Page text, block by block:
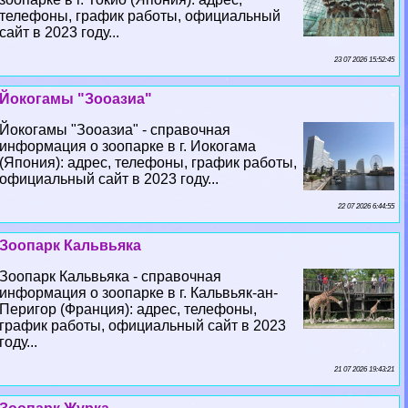
телефоны, график работы, официальный
сайт в 2023 году...
23 07 2026 15:52:45
Йокогамы "Зооазиа"
Йокогамы "Зооазиа" - справочная
информация о зоопарке в г. Иокогама
(Япония): адрес, телефоны, график работы,
официальный сайт в 2023 году...
22 07 2026 6:44:55
Зоопарк Кальвьяка
Зоопарк Кальвьяка - справочная
информация о зоопарке в г. Кальвьяк-ан-
Перигор (Франция): адрес, телефоны,
график работы, официальный сайт в 2023
году...
21 07 2026 19:43:21